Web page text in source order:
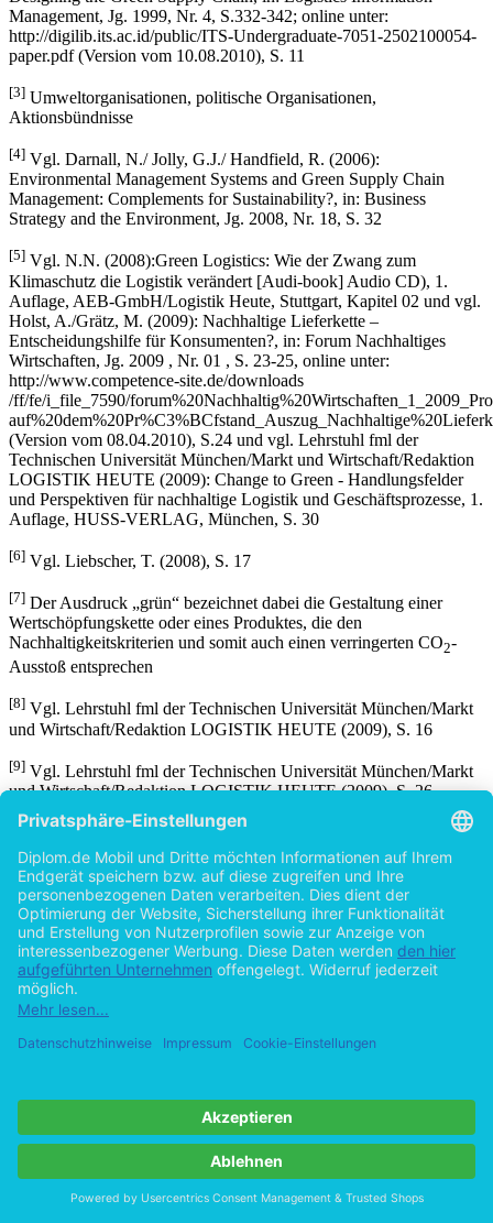
[2]Eigene Darstellung in Anlehnung an Beamon, B.M. (1999):
Designing the Green Supply Chain, in: Logistics Information
Management, Jg. 1999, Nr. 4, S.332-342; online unter:
paper.pdf (Version vom 10.08.2010), S. 11
Aktionsbündnisse
[4]Vgl. Darnall, N./ Jolly, G.J./ Handfield, R. (2006):
Environmental Management Systems and Green Supply Chain
Strategy and the Environment, Jg. 2008, Nr. 18, S. 32
[5]Vgl. N.N. (2008):Green Logistics: Wie der Zwang zum
Klimaschutz die Logistik verändert [Audi-book] Audio CD), 1.
Auflage, AEB-GmbH/Logistik Heute, Stuttgart, Kapitel 02 und vgl.
Holst, A./Grätz, M. (2009): Nachhaltige Lieferkette –
Entscheidungshilfe für Konsumenten?, in: Forum Nachhaltiges
Wirtschaften, Jg. 2009 , Nr. 01 , S. 23-25, online unter:
http://www.competence-site.de/downloads
/ff/fe/i_file_7590/
(Version vom 08.04.2010), S.24 und vgl. Lehrstuhl fml der
Technischen Universität München/Markt und Wirtschaft/Redaktion
LOGISTIK HEUTE (2009): Change to Green - Handlungsfelder
Auflage, HUSS-VERLAG, München, S. 30
[6] Vgl. Liebscher, T. (2008), S. 17
[7]Der Ausdruck „grün“ bezeichnet dabei die Gestaltung einer
Wertschöpfungskette oder eines Produktes, die den
Nachhaltigkeitskriterien und somit auch einen verringerten CO
Ausstoß entsprechen
und Wirtschaft/Redaktion LOGISTIK HEUTE (2009), S. 16
Vgl. Lehrstuhl fml der Technischen Universität München/Markt
und Wirtschaft/Redaktion LOGISTIK HEUTE (2009), S. 26
[10]Lehrstuhl fml der Technischen Universität München/Markt und
Wirtschaft/Redaktion LOGISTIK HEUTE (2009), S.13
[11]Vgl. Bayrisches Landesamt für Umwelt (2008): Umweltrecht in
der Europäischen Union, online unter:
http://www.lfu.bayern.de/umweltwissen/doc/
(Version vom 14.05.2010), S.1
Vgl. Bayrisches Landesamt für Umwelt (2008), S.1
Klimawandels, online unter:http://europa.eu
/legislation_summaries/environment/tackling_climate_change/
(Version vom 14.05.2010)
[14] Art. 174 Abs.1 EGV (ehemals Art. 130 Abs. 1 EGV)